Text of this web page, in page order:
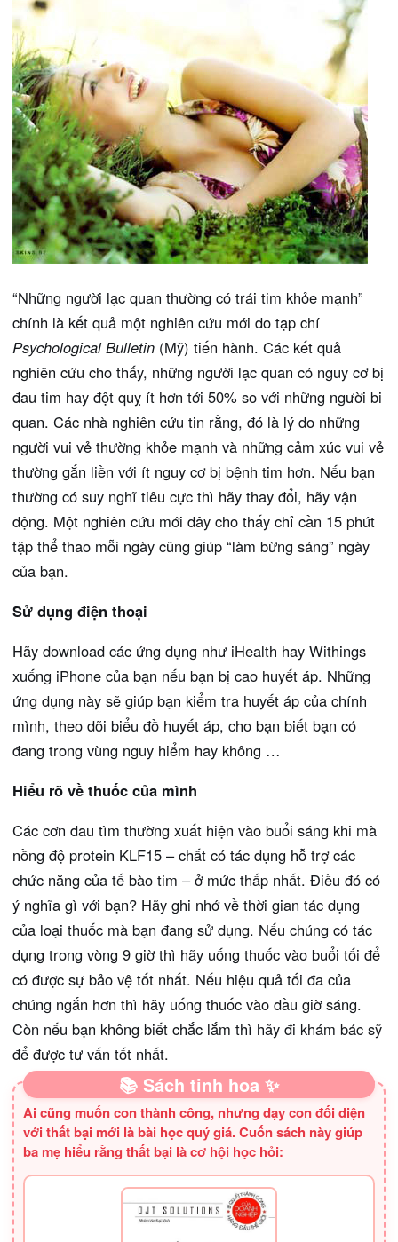
“Những người lạc quan thường có trái tim khỏe mạnh”
chính là kết quả một nghiên cứu mới do tạp chí
Psychological Bulletin (Mỹ) tiến hành. Các kết quả
nghiên cứu cho thấy, những người lạc quan có nguy cơ bị
đau tim hay đột quỵ ít hơn tới 50% so với những người bi
quan. Các nhà nghiên cứu tin rằng, đó là lý do những
người vui vẻ thường khỏe mạnh và những cảm xúc vui vẻ
thường gắn liền với ít nguy cơ bị bệnh tim hơn. Nếu bạn
thường có suy nghĩ tiêu cực thì hãy thay đổi, hãy vận
động. Một nghiên cứu mới đây cho thấy chỉ cần 15 phút
tập thể thao mỗi ngày cũng giúp “làm bừng sáng” ngày
của bạn.
Sử dụng điện thoại
Hãy download các ứng dụng như iHealth hay Withings
xuống iPhone của bạn nếu bạn bị cao huyết áp. Những
ứng dụng này sẽ giúp bạn kiểm tra huyết áp của chính
mình, theo dõi biểu đồ huyết áp, cho bạn biết bạn có
đang trong vùng nguy hiểm hay không …
Hiểu rõ về thuốc của mình
Các cơn đau tìm thường xuất hiện vào buổi sáng khi mà
nồng độ protein KLF15 – chất có tác dụng hỗ trợ các
chức năng của tế bào tim – ở mức thấp nhất. Điều đó có
ý nghĩa gì với bạn? Hãy ghi nhớ về thời gian tác dụng
của loại thuốc mà bạn đang sử dụng. Nếu chúng có tác
dụng trong vòng 9 giờ thì hãy uống thuốc vào buổi tối để
có được sự bảo vệ tốt nhất. Nếu hiệu quả tối đa của
chúng ngắn hơn thì hãy uống thuốc vào đầu giờ sáng.
Còn nếu bạn không biết chắc lắm thì hãy đi khám bác sỹ
để được tư vấn tốt nhất.
📚 Sách tinh hoa ✨
Ai cũng muốn con thành công, nhưng dạy con đối diện
với thất bại mới là bài học quý giá. Cuốn sách này giúp
ba mẹ hiểu rằng thất bại là cơ hội học hỏi: